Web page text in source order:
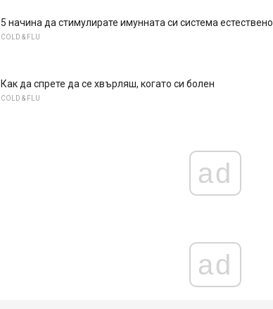
5 начина да стимулирате имунната си система естествено
COLD & FLU
Как да спрете да се хвърляш, когато си болен
COLD & FLU
ad
ad